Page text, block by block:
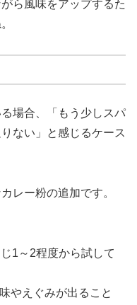
ら風味をアップするた
場合、「もう少しスパ
ない」と感じるケース
レー粉の追加です。
1～2程度から試して
やえぐみが出ること